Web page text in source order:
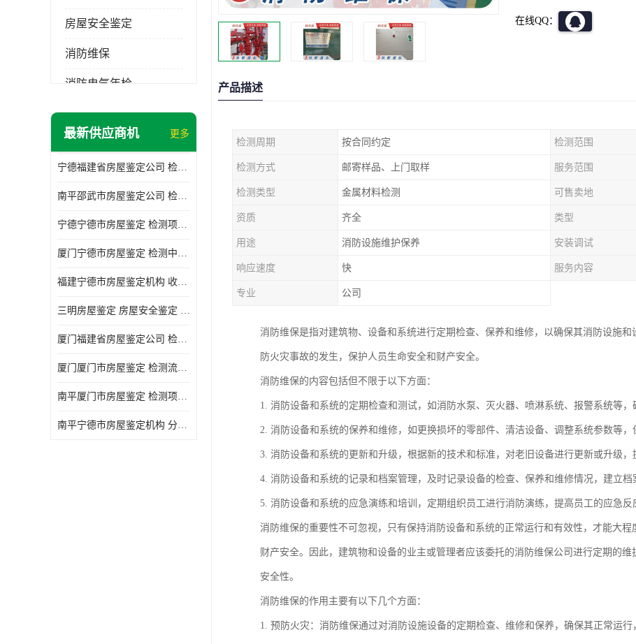
房屋安全鉴定
消防维保
消防电气年检
消防工程施工
最新供应商机 更多
宁德福建省房屋鉴定公司 检测项目广 可及时反馈数据结果
南平邵武市房屋鉴定公司 检测准确率高 加强房屋的日常与管理
宁德宁德市房屋鉴定 检测项目广 可及时反馈数据结果
厦门宁德市房屋鉴定 检测中心 收费合理规范 项目全 周期短
福建宁德市房屋鉴定机构 收费合理规范 加强房屋的日常与管理
三明房屋鉴定 房屋安全鉴定 检测方便 快捷 经验较为丰富
厦门福建省房屋鉴定公司 检测流程规范 加强房屋的日常与管理
厦门厦门市房屋鉴定 检测流程规范 检测方式多样化
南平厦门市房屋鉴定 检测项目广 经验较为丰富
南平宁德市房屋鉴定机构 分析准确度高 可及时反馈数据结果
在线QQ：
产品描述
检测周期 按合同约定 检测范围
检测方式 邮寄样品、上门取样 服务范围
检测类型 金属材料检测 可售卖地
资质 齐全 类型
用途 消防设施维护保养 安装调试
响应速度 快 服务内容
专业 公司
消防维保是指对建筑物、设备和系统进行定期检查、保养和维修，以确保其消防设施
防火灾事故的发生，保护人员生命安全和财产安全。
消防维保的内容包括但不限于以下方面：
1. 消防设备和系统的定期检查和测试，如消防水泵、灭火器、喷淋系统、报警系统等，
2. 消防设备和系统的保养和维修，如更换损坏的零部件、清洁设备、调整系统参数等，
3. 消防设备和系统的更新和升级，根据新的技术和标准，对老旧设备进行更新或升级，
4. 消防设备和系统的记录和档案管理，及时记录设备的检查、保养和维修情况，建立档
5. 消防设备和系统的应急演练和培训，定期组织员工进行消防演练，提高员工的应急反
消防维保的重要性不可忽视，只有保持消防设备和系统的正常运行和有效性，才能大
财产安全。因此，建筑物和设备的业主或管理者应该委托的消防维保公司进行定期的
安全性。
消防维保的作用主要有以下几个方面：
1. 预防火灾：消防维保通过对消防设施设备的定期检查、维修和保养，确保其正常运行